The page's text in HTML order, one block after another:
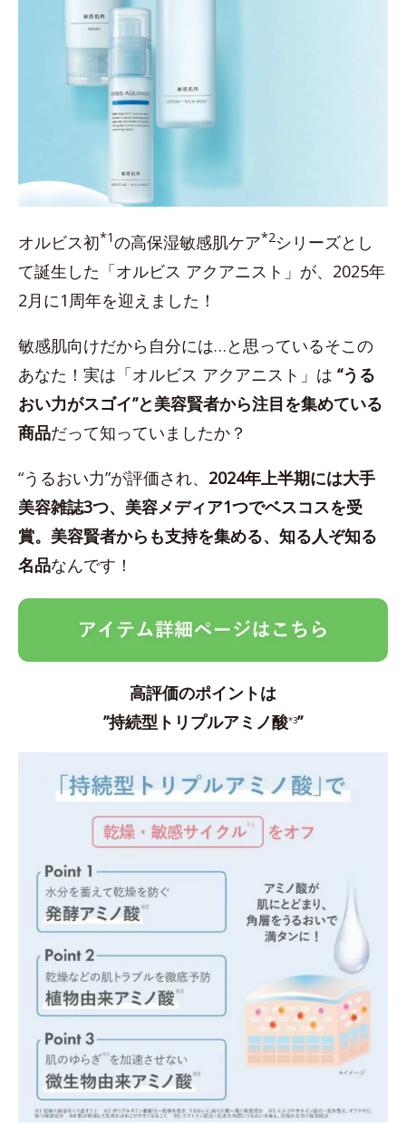
オルビス初*1の高保湿敏感肌ケア*2シリーズとし
て誕生した「オルビス アクアニスト」が、2025年
2月に1周年を迎えました！
敏感肌向けだから自分には…と思っているそこの
あなた！実は「オルビス アクアニスト」は “うる
おい力がスゴイ”と美容賢者から注目を集めている
商品だって知っていましたか？
“うるおい力”が評価され、 2024年上半期には大手
美容雑誌3つ、美容メディア1つでベスコスを受
賞。美容賢者からも支持を集める、知る人ぞ知る
名品なんです！
高評価のポイントは
”持続型トリプルアミノ酸*3”